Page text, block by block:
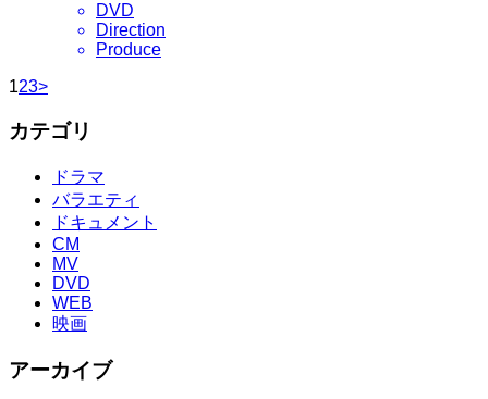
DVD
Direction
Produce
123>
カテゴリ
ドラマ
バラエティ
ドキュメント
CM
MV
DVD
WEB
映画
アーカイブ